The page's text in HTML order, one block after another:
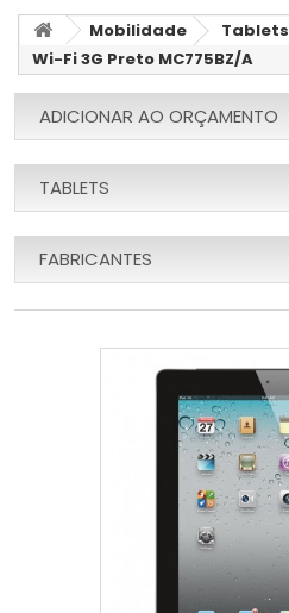
Mobilidade Tablets
Wi-Fi 3G Preto MC775BZ/A
ADICIONAR AO ORÇAMENTO
TABLETS
FABRICANTES